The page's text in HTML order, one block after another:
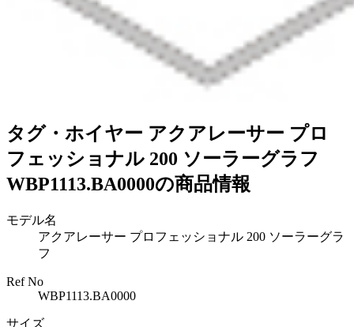
タグ・ホイヤー アクアレーサー プロ
フェッショナル 200 ソーラーグラフ
WBP1113.BA0000の商品情報
モデル名
アクアレーサー プロフェッショナル 200 ソーラーグラ
フ
Ref No
WBP1113.BA0000
サイズ